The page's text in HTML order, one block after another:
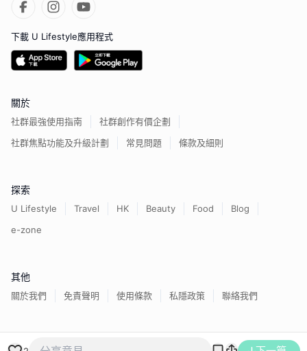
下載 U Lifestyle應用程式
關於
社群最強使用指南
社群創作有價企劃
社群焦點功能及升級計劃
常見問題 條款及細則
探索
U Lifestyle Travel HK Beauty Food
Blog
e-zone
其他
關於我們 免責聲明 使用條款 私隱政策 聯絡我們